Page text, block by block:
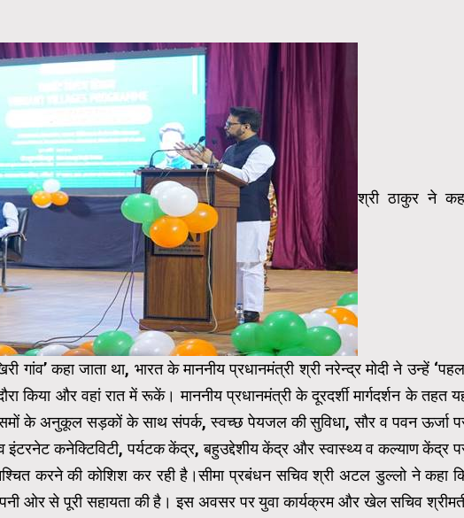
श्री ठाकुर ने
गांव’ कहा जाता था, भारत के माननीय प्रधानमंत्री श्री नरेन्द्र मोदी ने उन्हें
किया और वहां रात में रूकें। माननीय प्रधानमंत्री के दूरदर्शी मार्गदर्शन के तहत
के अनुकूल सड़कों के साथ संपर्क, स्वच्छ पेयजल की सुविधा, सौर व पवन ऊर्जा
इंटरनेट कनेक्टिविटी, पर्यटक केंद्र, बहुउद्देशीय केंद्र और स्वास्थ्य व कल्याण केंद्र
करने की कोशिश कर रही है।सीमा प्रबंधन सचिव श्री अटल डुल्लो ने कहा
ओर से पूरी सहायता की है। इस अवसर पर युवा कार्यक्रम और खेल सचिव